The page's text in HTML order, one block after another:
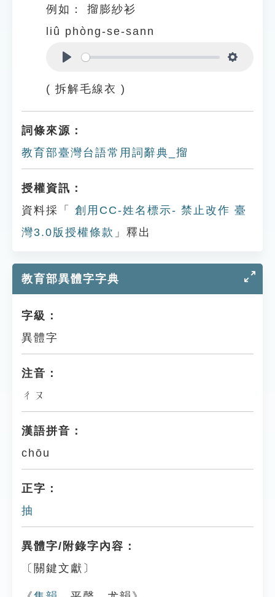
例如：
㨨膨紗衫
liû phòng-se-sann
( 拆解毛線衣 )
詞條來源：
教育部臺灣台語常用詞辭典_㨨
授權資訊：
資料採「
創用CC-姓名標示- 禁止改作 臺
灣3.0版授權條款 」釋出
教育部異體字字典
字級：
異體字
注音：
ㄔㄡ
漢語拼音：
chōu
正字：
抽
異體字/附錄字內容：
〔關鍵文獻〕